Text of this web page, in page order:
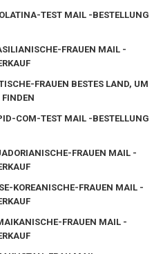
TEST MAIL -BESTELLUNG
FRAUEN MAIL -
FRAUEN BESTES LAND, UM
COM-TEST MAIL -BESTELLUNG
FRAUEN MAIL -
KOREANISCHE-FRAUEN MAIL -
FRAUEN MAIL -